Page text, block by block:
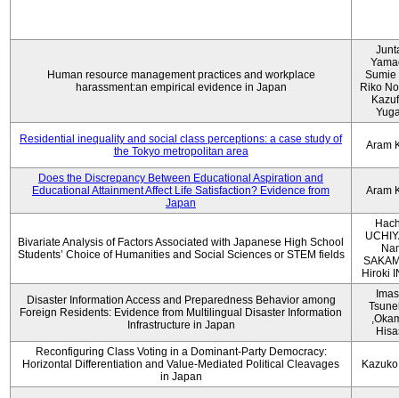
Human resource management practices and workplace
harassment:an empirical evidence in Japan
Sumie
Riko
Residential inequality and social class perceptions: a case study of
the Tokyo metropolitan area
Aram
Does the Discrepancy Between Educational Aspiration and
Educational Attainment Affect Life Satisfaction? Evidence from
Japan
Aram
Bivariate Analysis of Factors Associated with Japanese High School
Students’ Choice of Humanities and Social Sciences or STEM fields
Hiroki
Disaster Information Access and Preparedness Behavior among
Foreign Residents: Evidence from Multilingual Disaster Information
Infrastructure in Japan
Reconfiguring Class Voting in a Dominant-Party Democracy:
Horizontal Differentiation and Value-Mediated Political Cleavages
in Japan